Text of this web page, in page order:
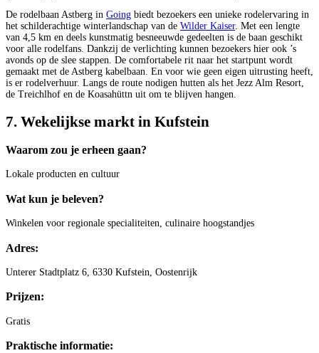
De rodelbaan Astberg in Going biedt bezoekers een unieke rodelervaring in
het schilderachtige winterlandschap van de Wilder Kaiser. Met een lengte
van 4,5 km en deels kunstmatig besneeuwde gedeelten is de baan geschikt
voor alle rodelfans. Dankzij de verlichting kunnen bezoekers hier ook ’s
avonds op de slee stappen. De comfortabele rit naar het startpunt wordt
gemaakt met de Astberg kabelbaan. En voor wie geen eigen uitrusting heeft,
is er rodelverhuur. Langs de route nodigen hutten als het Jezz Alm Resort,
de Treichlhof en de Koasahüttn uit om te blijven hangen.
7. Wekelijkse markt in Kufstein
Waarom zou je erheen gaan?
Lokale producten en cultuur
Wat kun je beleven?
Winkelen voor regionale specialiteiten, culinaire hoogstandjes
Adres:
Unterer Stadtplatz 6, 6330 Kufstein, Oostenrijk
Prijzen:
Gratis
Praktische informatie: